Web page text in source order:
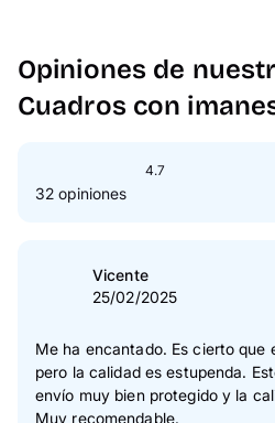
prediseñados de 4, 9 y 12.
paquete como plantilla,
posibilidad de comprar
Opiniones de
Cuadros con
4.7
32 opiniones
Estrella(s)
Estrella(s)
2 Estrella(s)
1 Estrella(s)
Verificación de las opiniones
Vicente
25/02/2025
Me ha encantado. Es cierto que
pero la calidad es estupenda.
envío muy bien protegido y la
Muy recomendable.